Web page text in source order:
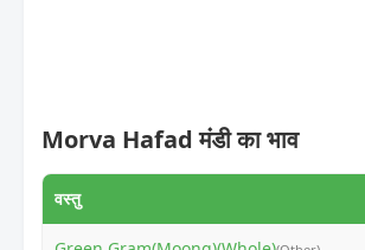
Morva Hafad मंडी का भाव
वस्तु